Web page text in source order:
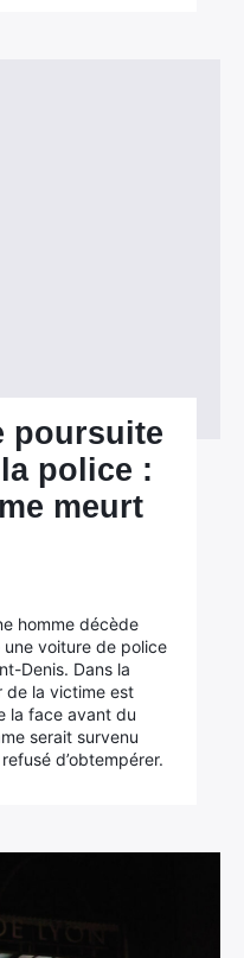
poursuite
police :
meurt
homme décède
voiture de police
Denis. Dans la
de la victime est
la face avant du
serait survenu
d’obtempérer.